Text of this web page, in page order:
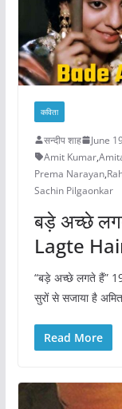
कविता
सन्दीप शाह June
Amit Kumar,
Prema Narayan,
Sachin Pilgaonkar
बड़े अच्छे
Lagte
“बड़े अच्छे लगते हैं”
सुरों से सजाया है
Read More